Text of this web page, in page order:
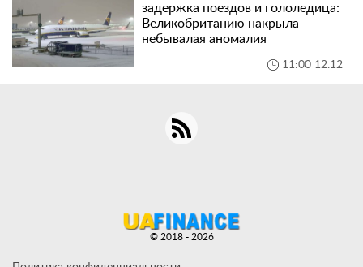
задержка поездов и гололедица:
Великобританию накрыла
небывалая аномалия
11:00 12.12
© 2018 - 2026